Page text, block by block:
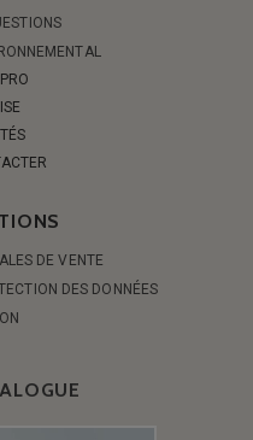
DE VENTE
DES DONNÉES